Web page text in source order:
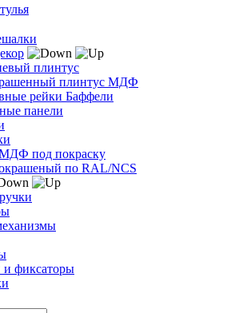
плинтус
плинтус МДФ
рейки Баффели
панели
под покраску
по RAL/NCS
и фиксаторы